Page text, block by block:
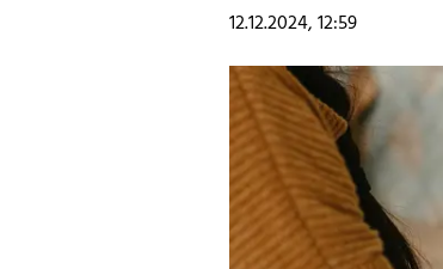
12.12.2024, 12:59